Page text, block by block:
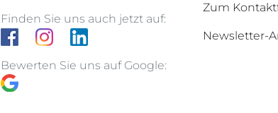
Finden Sie uns auch jetzt auf:
Bewerten Sie uns auf Google:
Zum
Newsletter-